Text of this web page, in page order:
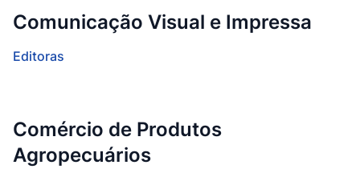
Comunicação Visual e Impressa
Editoras
Comércio de Produtos
Agropecuários